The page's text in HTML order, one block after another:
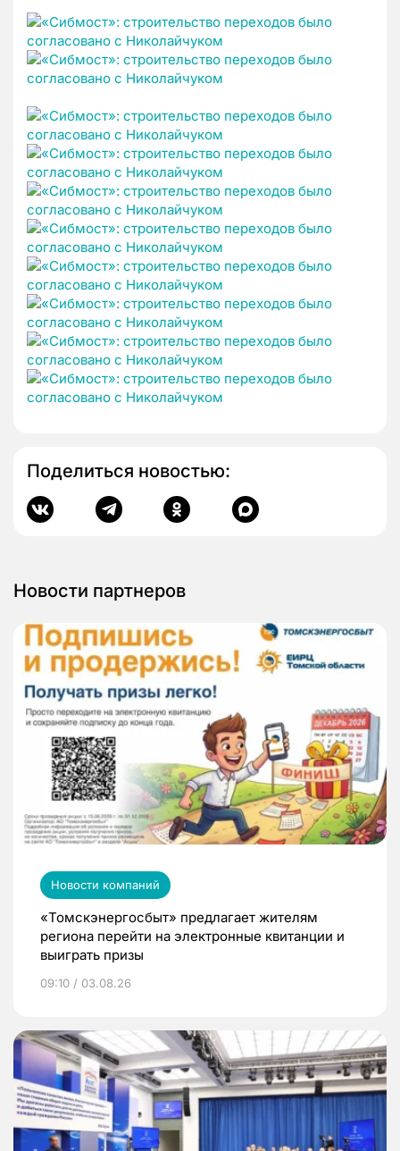
Поделиться новостью:
Новости партнеров
Новости компаний
«Томскэнергосбыт» предлагает жителям
региона перейти на электронные квитанции и
выиграть призы
09:10 / 03.08.26